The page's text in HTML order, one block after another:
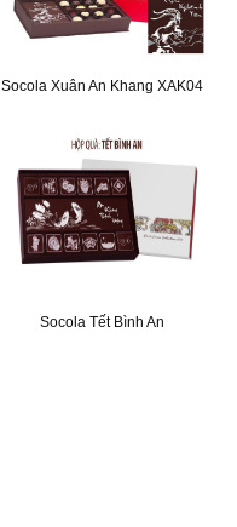
Socola Xuân An Khang XAK04
Socola Tết Bình An